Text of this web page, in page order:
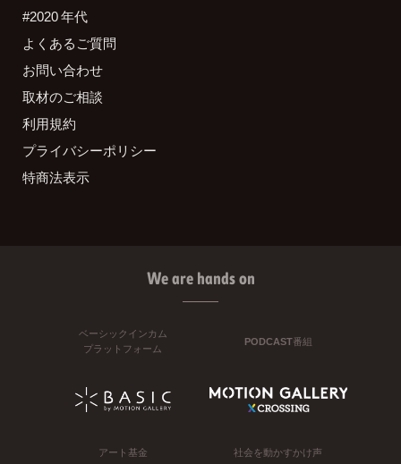
#2020 年代
よくあるご質問
お問い合わせ
取材のご相談
利用規約
プライバシーポリシー
特商法表示
We are hands on
ベーシックインカム
プラットフォーム
PODCAST番組
アート基金 社会を動かすかけ声